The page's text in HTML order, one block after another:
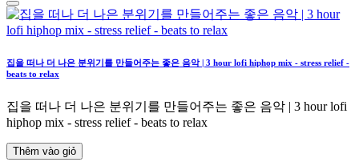
집을 떠나 더 나은 분위기를 만들어주는 좋은 음악 | 3 hour lofi hiphop mix - stress relief -
beats to relax
집을 떠나 더 나은 분위기를 만들어주는 좋은 음악 | 3 hour lofi
hiphop mix - stress relief - beats to relax
Thêm vào giỏ